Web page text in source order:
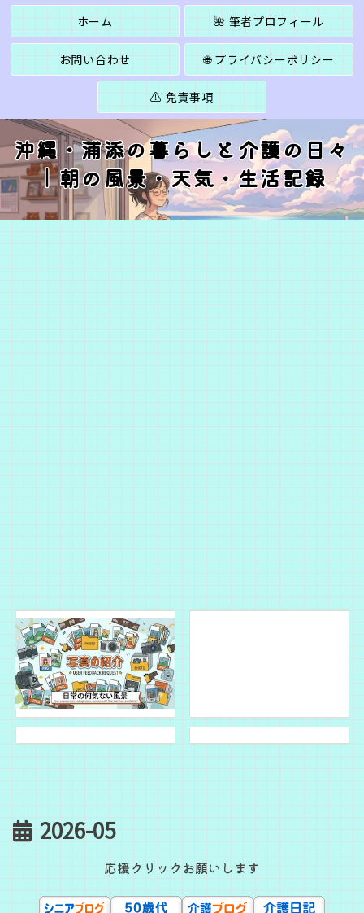
沖縄・浦添の暮らしと介護の日々
｜朝の風景・天気・生活記録
ホーム 🌺 筆者プロフィール
お問い合わせ 🌐 プライバシーポリシー
⚠️ 免責事項
2026-05
応援クリックお願いします